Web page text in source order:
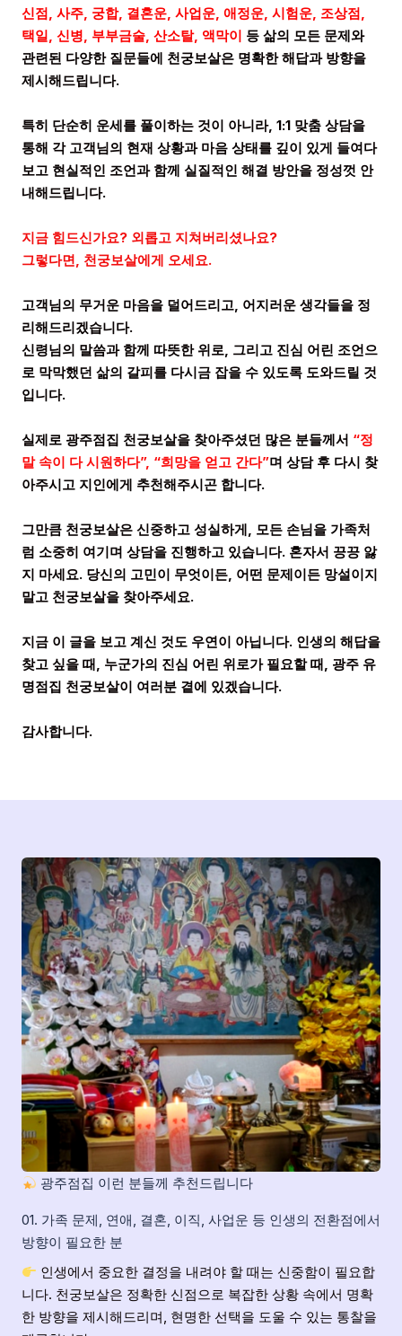
신점, 사주, 궁합, 결혼운, 사업운, 애정운, 시험운, 조상점,
택일, 신병, 부부금술, 산소탈, 액막이 등 삶의 모든 문제와
관련된 다양한 질문들에 천궁보살은 명확한 해답과 방향을
제시해드립니다.
특히 단순히 운세를 풀이하는 것이 아니라, 1:1 맞춤 상담을
통해 각 고객님의 현재 상황과 마음 상태를 깊이 있게 들여다
보고 현실적인 조언과 함께 실질적인 해결 방안을 정성껏 안
내해드립니다.
지금 힘드신가요? 외롭고 지쳐버리셨나요?
그렇다면, 천궁보살에게 오세요.
고객님의 무거운 마음을 덜어드리고, 어지러운 생각들을 정
리해드리겠습니다.
신령님의 말씀과 함께 따뜻한 위로, 그리고 진심 어린 조언으
로 막막했던 삶의 갈피를 다시금 잡을 수 있도록 도와드릴 것
입니다.
실제로 광주점집 천궁보살을 찾아주셨던 많은 분들께서 “정
말 속이 다 시원하다”, “희망을 얻고 간다”며 상담 후 다시 찾
아주시고 지인에게 추천해주시곤 합니다.
그만큼 천궁보살은 신중하고 성실하게, 모든 손님을 가족처
럼 소중히 여기며 상담을 진행하고 있습니다. 혼자서 끙끙 앓
지 마세요. 당신의 고민이 무엇이든, 어떤 문제이든 망설이지
말고 천궁보살을 찾아주세요.
지금 이 글을 보고 계신 것도 우연이 아닙니다. 인생의 해답을
찾고 싶을 때, 누군가의 진심 어린 위로가 필요할 때, 광주 유
명점집 천궁보살이 여러분 곁에 있겠습니다.
감사합니다.
광주점집 이런 분들께 추천드립니다
01. 가족 문제, 연애, 결혼, 이직, 사업운 등 인생의 전환점에서
방향이 필요한 분
인생에서 중요한 결정을 내려야 할 때는 신중함이 필요합
니다. 천궁보살은 정확한 신점으로 복잡한 상황 속에서 명확
한 방향을 제시해드리며, 현명한 선택을 도울 수 있는 통찰을